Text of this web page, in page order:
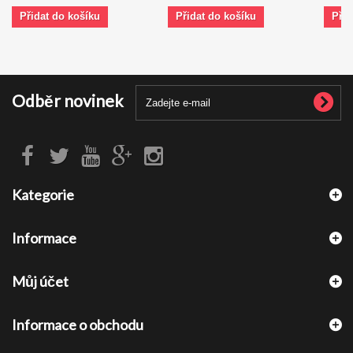
Přidat do košíku Přidat do košíku
Odběr novinek
Kategorie
Informace
Můj účet
Informace o obchodu